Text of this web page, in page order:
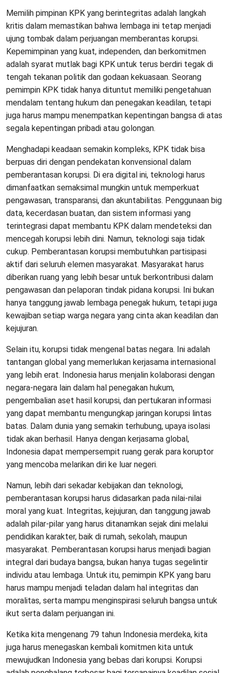
Memilih pimpinan KPK yang berintegritas adalah langkah
kritis dalam memastikan bahwa lembaga ini tetap menjadi
ujung tombak dalam perjuangan memberantas korupsi.
Kepemimpinan yang kuat, independen, dan berkomitmen
adalah syarat mutlak bagi KPK untuk terus berdiri tegak di
tengah tekanan politik dan godaan kekuasaan. Seorang
pemimpin KPK tidak hanya dituntut memiliki pengetahuan
mendalam tentang hukum dan penegakan keadilan, tetapi
juga harus mampu menempatkan kepentingan bangsa di atas
segala kepentingan pribadi atau golongan.
Menghadapi keadaan semakin kompleks, KPK tidak bisa
berpuas diri dengan pendekatan konvensional dalam
pemberantasan korupsi. Di era digital ini, teknologi harus
dimanfaatkan semaksimal mungkin untuk memperkuat
pengawasan, transparansi, dan akuntabilitas. Penggunaan big
data, kecerdasan buatan, dan sistem informasi yang
terintegrasi dapat membantu KPK dalam mendeteksi dan
mencegah korupsi lebih dini. Namun, teknologi saja tidak
cukup. Pemberantasan korupsi membutuhkan partisipasi
aktif dari seluruh elemen masyarakat. Masyarakat harus
diberikan ruang yang lebih besar untuk berkontribusi dalam
pengawasan dan pelaporan tindak pidana korupsi. Ini bukan
hanya tanggung jawab lembaga penegak hukum, tetapi juga
kewajiban setiap warga negara yang cinta akan keadilan dan
kejujuran.
Selain itu, korupsi tidak mengenal batas negara. Ini adalah
tantangan global yang memerlukan kerjasama internasional
yang lebih erat. Indonesia harus menjalin kolaborasi dengan
negara-negara lain dalam hal penegakan hukum,
pengembalian aset hasil korupsi, dan pertukaran informasi
yang dapat membantu mengungkap jaringan korupsi lintas
batas. Dalam dunia yang semakin terhubung, upaya isolasi
tidak akan berhasil. Hanya dengan kerjasama global,
Indonesia dapat mempersempit ruang gerak para koruptor
yang mencoba melarikan diri ke luar negeri.
Namun, lebih dari sekadar kebijakan dan teknologi,
pemberantasan korupsi harus didasarkan pada nilai-nilai
moral yang kuat. Integritas, kejujuran, dan tanggung jawab
adalah pilar-pilar yang harus ditanamkan sejak dini melalui
pendidikan karakter, baik di rumah, sekolah, maupun
masyarakat. Pemberantasan korupsi harus menjadi bagian
integral dari budaya bangsa, bukan hanya tugas segelintir
individu atau lembaga. Untuk itu, pemimpin KPK yang baru
harus mampu menjadi teladan dalam hal integritas dan
moralitas, serta mampu menginspirasi seluruh bangsa untuk
ikut serta dalam perjuangan ini.
Ketika kita mengenang 79 tahun Indonesia merdeka, kita
juga harus menegaskan kembali komitmen kita untuk
mewujudkan Indonesia yang bebas dari korupsi. Korupsi